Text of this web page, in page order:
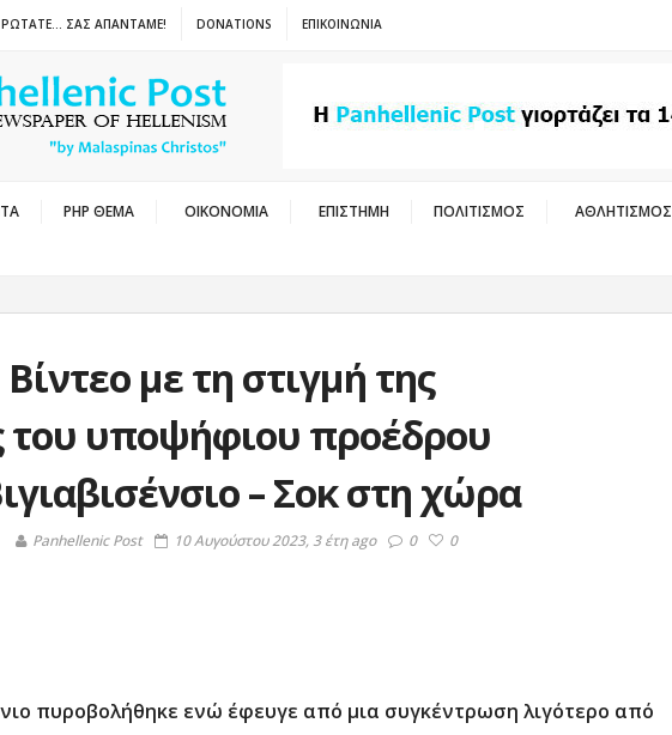
ΡΩΤΑΤΕ… ΣΑΣ ΑΠΑΝΤΑΜΕ! DONATIONS ΕΠΙΚΟΙΝΩΝΙΑ
PHP ΘΕΜΑ ΟΙΚΟΝΟΜΙΑ ΕΠΙΣΤΗΜΗ ΠΟΛΙΤΙΣΜΟΣ ΑΘΛΗΤΙΣΜΟΣ
με τη στιγμή της
του υποψήφιου προέδρου
– Σοκ στη χώρα
Panhellenic Post 10 Αυγούστου 2023, 3 έτη ago 0 0
πυροβολήθηκε ενώ έφευγε από μια συγκέντρωση λιγότερο από